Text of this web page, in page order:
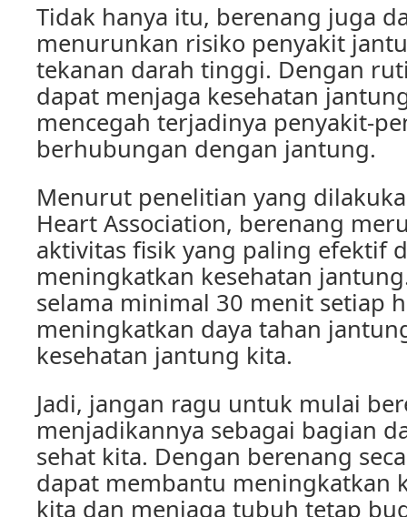
Tidak hanya itu, berenang juga
menurunkan risiko penyakit
tekanan darah tinggi. Dengan
dapat menjaga kesehatan
mencegah terjadinya penyakit-
berhubungan dengan jantung.
Menurut penelitian yang
Heart Association, berenang
aktivitas fisik yang paling efektif
meningkatkan kesehatan
selama minimal 30 menit setiap
meningkatkan daya tahan
kesehatan jantung kita.
Jadi, jangan ragu untuk mulai
menjadikannya sebagai bagian
sehat kita. Dengan berenang
dapat membantu meningkatkan
kita dan menjaga tubuh tetap